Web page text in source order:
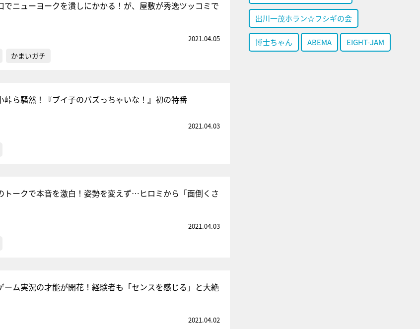
でニューヨークを潰しにかかる！が、屋敷が秀逸ツッコミで
2021.04.05
かまいガチ
峠ら騒然！『ブイ子のバズっちゃいな！』初の特番
2021.04.03
トークで本音を激白！姿勢を変えず…ヒロミから「面倒くさ
2021.04.03
ーム実況の才能が開花！経験者も「センスを感じる」と大絶
2021.04.02
出川一茂ホラン☆フシギの会
博士ちゃん ABEMA EIGHT-JAM